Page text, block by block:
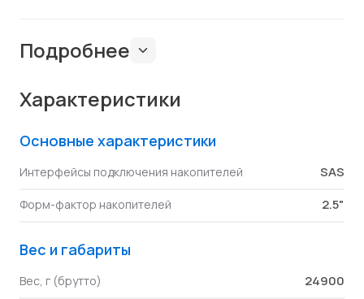
Подробнее
Характеристики
Основные характеристики
Интерфейсы подключения накопителей SAS
Форм-фактор накопителей 2.5"
Вес и габариты
Вес, г (брутто) 24900